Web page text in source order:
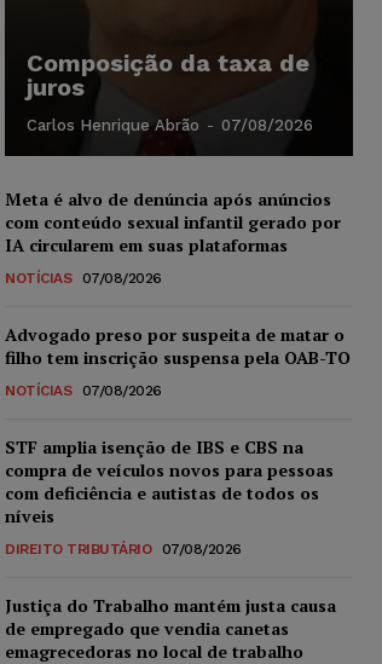
Composição da taxa de
juros
Carlos Henrique Abrão - 07/08/2026
Meta é alvo de denúncia após anúncios
com conteúdo sexual infantil gerado por
IA circularem em suas plataformas
NOTÍCIAS 07/08/2026
Advogado preso por suspeita de matar o
filho tem inscrição suspensa pela OAB-TO
NOTÍCIAS 07/08/2026
STF amplia isenção de IBS e CBS na
compra de veículos novos para pessoas
com deficiência e autistas de todos os
níveis
DIREITO TRIBUTÁRIO 07/08/2026
Justiça do Trabalho mantém justa causa
de empregado que vendia canetas
emagrecedoras no local de trabalho